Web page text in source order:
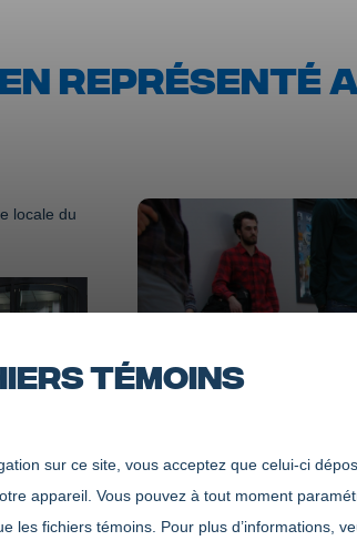
témoins
sur ce site, vous acceptez que celui-ci
appareil. Vous pouvez à tout moment
les fichiers témoins. Pour plus d’informations,
REPRÉSENTÉ
locale du